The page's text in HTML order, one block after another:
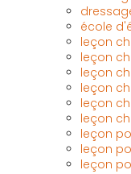
école
leçon
leçon
leçon
leçon
leçon
leçon
leçon
leçon
leçon